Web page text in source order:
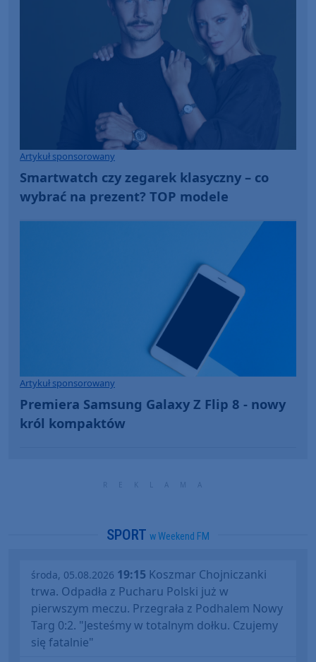
Artykuł sponsorowany
Smartwatch czy zegarek klasyczny – co
wybrać na prezent? TOP modele
Artykuł sponsorowany
Premiera Samsung Galaxy Z Flip 8 - nowy
król kompaktów
SPORT w Weekend FM
środa, 05.08.2026 19:15 Koszmar Chojniczanki
trwa. Odpadła z Pucharu Polski już w
pierwszym meczu. Przegrała z Podhalem Nowy
Targ 0:2. "Jesteśmy w totalnym dołku. Czujemy
się fatalnie"